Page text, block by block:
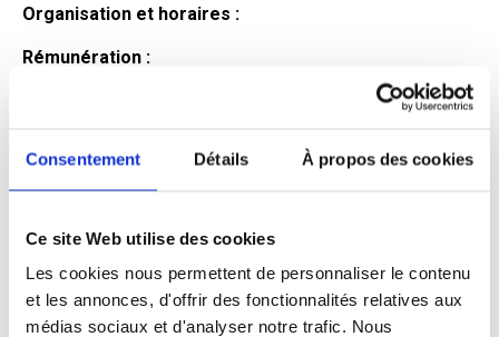
Consentement Détails À propos des cookies
Ce site Web utilise des cookies
Les cookies nous permettent de personnaliser le contenu
et les annonces, d'offrir des fonctionnalités relatives aux
médias sociaux et d'analyser notre trafic. Nous
Organisation et horaires :
Rémunération :
Profil du
candidat
Qualifications et diplômes :